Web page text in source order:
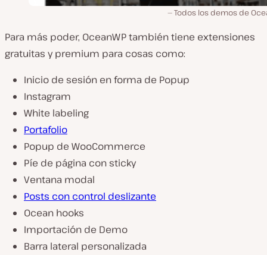
Todos los demos de
Para más poder, OceanWP también tiene extensiones
gratuitas y premium para cosas como:
Inicio de sesión en forma de Popup
Instagram
White labeling
Portafolio
Popup de WooCommerce
Píe de página con sticky
Ventana modal
Posts con control deslizante
Ocean hooks
Importación de Demo
Barra lateral personalizada